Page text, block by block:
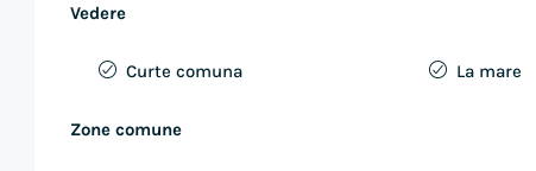
Vedere
Curte comuna La mare
Zone comune